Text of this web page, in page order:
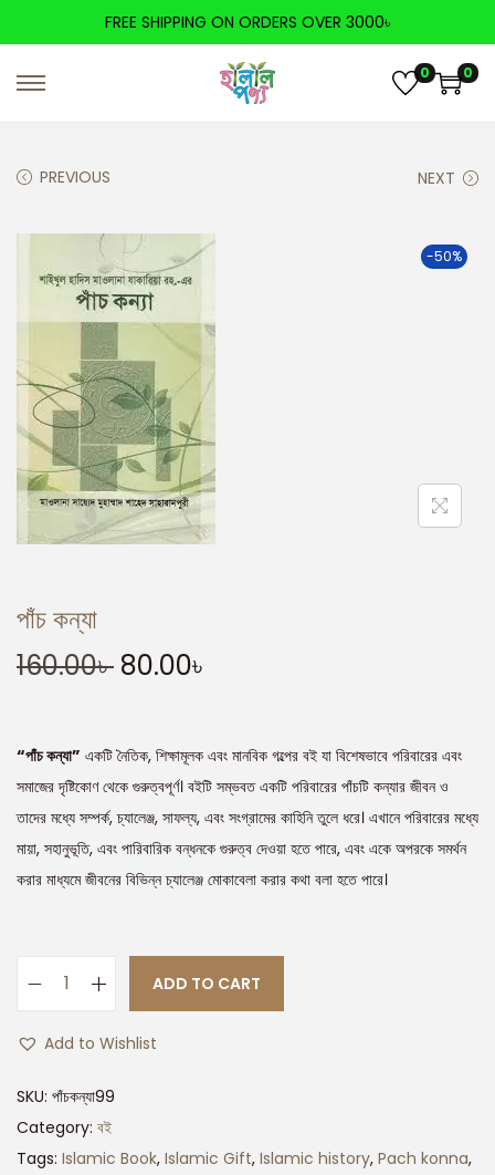
FREE SHIPPING ON ORDERS OVER 3000৳
0 0
PREVIOUS NEXT
-50%
পাঁচ কন্যা
160.00৳ 80.00৳
“পাঁচ কন্যা” একটি নৈতিক, শিক্ষামূলক এবং মানবিক গল্পের বই যা বিশেষভাবে পরিবারের এবং
সমাজের দৃষ্টিকোণ থেকে গুরুত্বপূর্ণ। বইটি সম্ভবত একটি পরিবারের পাঁচটি কন্যার জীবন ও
তাদের মধ্যে সম্পর্ক, চ্যালেঞ্জ, সাফল্য, এবং সংগ্রামের কাহিনি তুলে ধরে। এখানে পরিবারের মধ্যে
মায়া, সহানুভূতি, এবং পারিবারিক বন্ধনকে গুরুত্ব দেওয়া হতে পারে, এবং একে অপরকে সমর্থন
করার মাধ্যমে জীবনের বিভিন্ন চ্যালেঞ্জ মোকাবেলা করার কথা বলা হতে পারে।
ADD TO CART
Add to Wishlist
SKU: পাঁচকন্যা99
Category: বই
Tags: Islamic Book, Islamic Gift, Islamic history, Pach konna,